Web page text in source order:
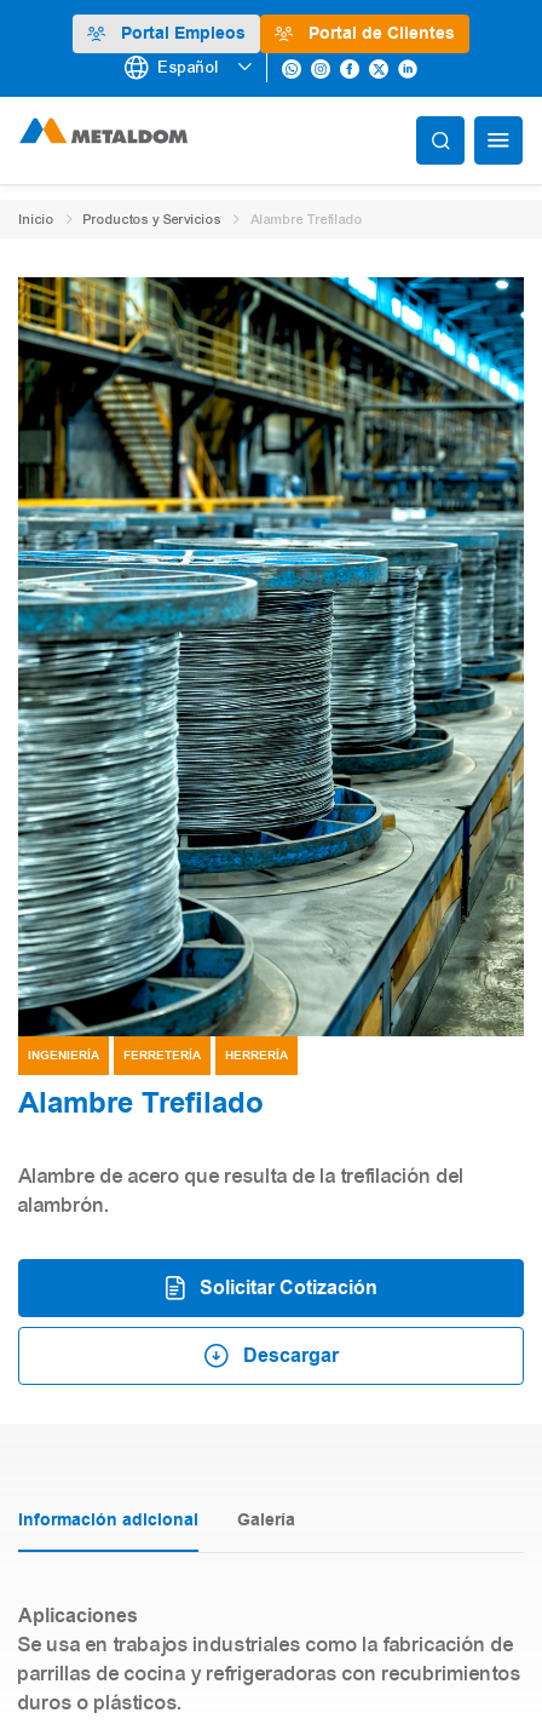
Portal Empleos Portal de Clientes
Español
Inicio Productos y Servicios Alambre Trefilado
INGENIERÍA FERRETERÍA HERRERÍA
Alambre Trefilado
Alambre de acero que resulta de la trefilación del
alambrón.
Solicitar Cotización
Descargar
Información adicional Galería
Aplicaciones
Se usa en trabajos industriales como la fabricación de
parrillas de cocina y refrigeradoras con recubrimientos
duros o plásticos.